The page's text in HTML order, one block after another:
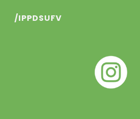
/IPPDSUFV